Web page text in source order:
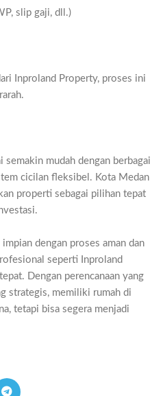
slip gaji, dll.)
Inproland Property, proses ini
mudah dengan berbagai
cicilan fleksibel. Kota Medan
properti sebagai pilihan tepat
dengan proses aman dan
seperti Inproland
Dengan perencanaan yang
strategis, memiliki rumah di
tetapi bisa segera menjadi